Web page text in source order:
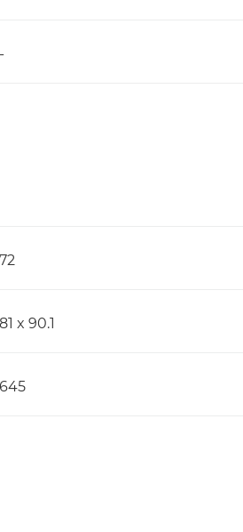
-
72
81 x 90.1
645